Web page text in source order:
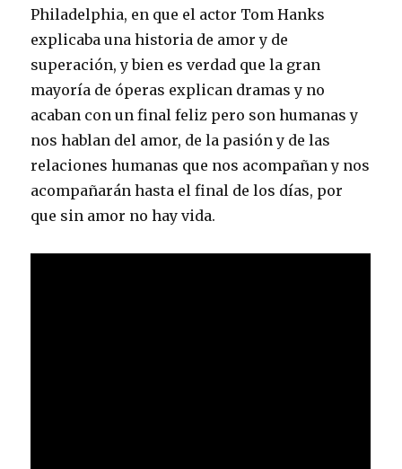
Philadelphia, en que el actor Tom Hanks
explicaba una historia de amor y de
superación, y bien es verdad que la gran
mayoría de óperas explican dramas y no
acaban con un final feliz pero son humanas y
nos hablan del amor, de la pasión y de las
relaciones humanas que nos acompañan y nos
acompañarán hasta el final de los días, por
que sin amor no hay vida.